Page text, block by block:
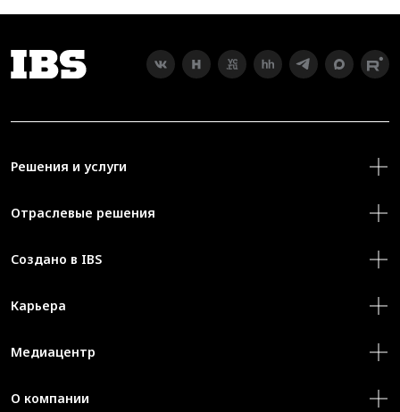
Решения и услуги
Отраслевые решения
Создано в IBS
Карьера
Медиацентр
О компании